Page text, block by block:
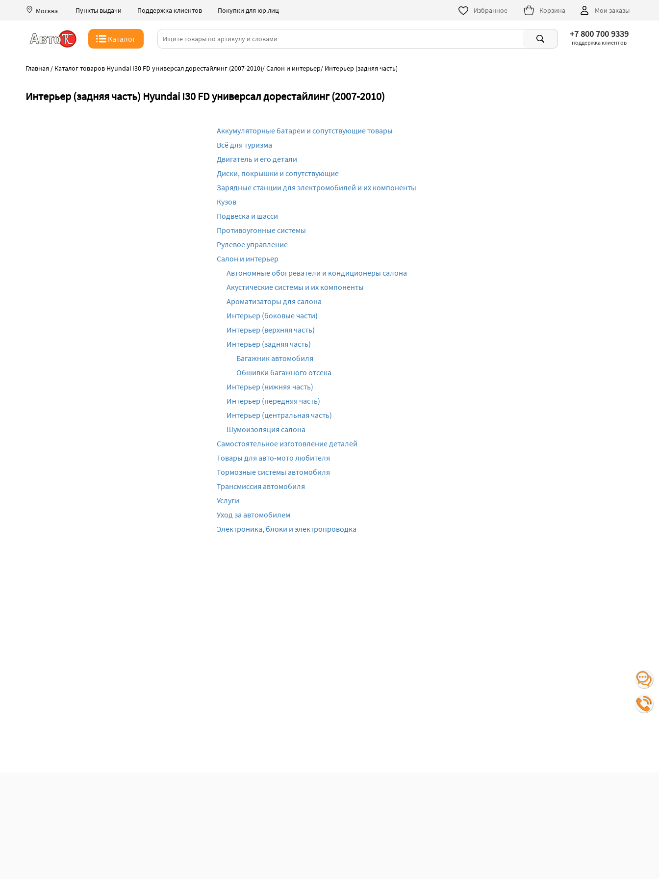
Москва Пункты выдачи Поддержка клиентов Покупки для юр.лиц Избранное Корзина Мои заказы
Каталог +7 800 700 9339
поддержка клиентов
Главная / Каталог товаров Hyundai I30 FD универсал дорестайлинг (2007-2010)/Салон и интерьер/ Интерьер (задняя часть)
Интерьер (задняя часть) Hyundai I30 FD универсал дорестайлинг (2007-2010)
Аккумуляторные батареи и сопутствующие товары
Всё для туризма
Двигатель и его детали
Диски, покрышки и сопутствующие
Зарядные станции для электромобилей и их компоненты
Кузов
Подвеска и шасси
Противоугонные системы
Рулевое управление
Салон и интерьер
Автономные обогреватели и кондиционеры салона
Акустические системы и их компоненты
Ароматизаторы для салона
Интерьер (боковые части)
Интерьер (верхняя часть)
Интерьер (задняя часть)
Багажник автомобиля
Обшивки багажного отсека
Интерьер (нижняя часть)
Интерьер (передняя часть)
Интерьер (центральная часть)
Шумоизоляция салона
Самостоятельное изготовление деталей
Товары для авто-мото любителя
Тормозные системы автомобиля
Трансмиссия автомобиля
Услуги
Уход за автомобилем
Электроника, блоки и электропроводка